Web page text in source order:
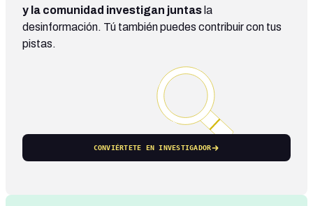
y la comunidad investigan juntas la
desinformación. Tú también puedes contribuir con tus
pistas.
CONVIÉRTETE EN INVESTIGADOR